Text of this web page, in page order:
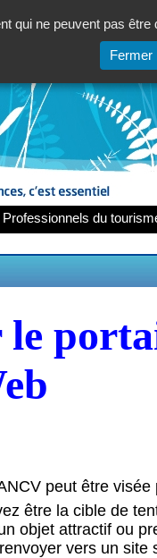
qui ne peuvent pas
Fermer
Professionnels du
le
peut être visée
être la cible de
objet attractif ou
vers un site